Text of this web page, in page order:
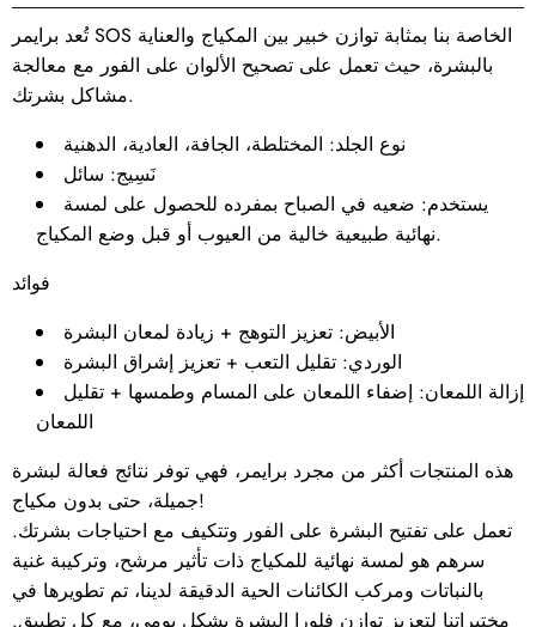
تُعد برايمر SOS الخاصة بنا بمثابة توازن خبير بين المكياج والعناية
بالبشرة، حيث تعمل على تصحيح الألوان على الفور مع معالجة
مشاكل بشرتك.
نوع الجلد: المختلطة، الجافة، العادية، الدهنية
نَسِيج: سائل
يستخدم: ضعيه في الصباح بمفرده للحصول على لمسة
نهائية طبيعية خالية من العيوب أو قبل وضع المكياج.
فوائد
الأبيض: تعزيز التوهج + زيادة لمعان البشرة
​الوردي: تقليل التعب + تعزيز إشراق البشرة
إزالة اللمعان: إضفاء اللمعان على المسام وطمسها + تقليل
اللمعان
هذه المنتجات أكثر من مجرد برايمر، فهي توفر نتائج فعالة لبشرة
جميلة، حتى بدون مكياج!
تعمل على تفتيح البشرة على الفور وتتكيف مع احتياجات بشرتك.
سرهم هو لمسة نهائية للمكياج ذات تأثير مرشح، وتركيبة غنية
بالنباتات ومركب الكائنات الحية الدقيقة لدينا، تم تطويرها في
مختبراتنا لتعزيز توازن فلورا البشرة بشكل يومي، مع كل تطبيق.